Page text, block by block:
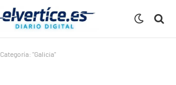
Categoría: "Galicia"